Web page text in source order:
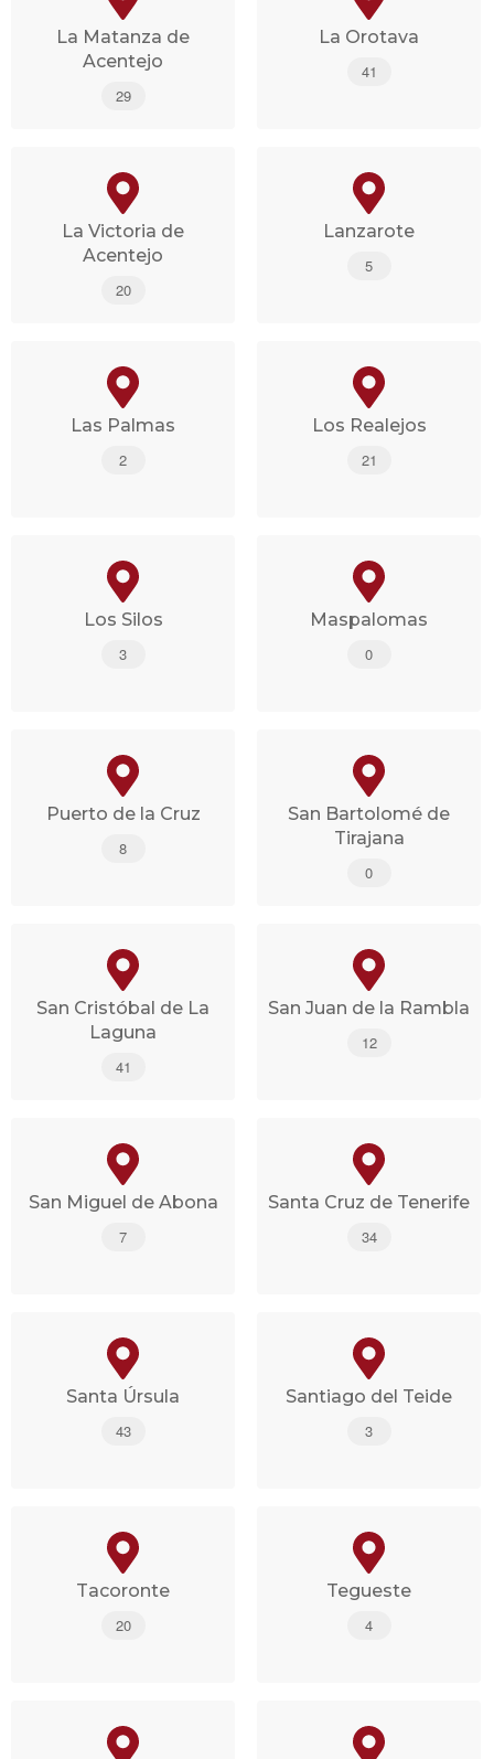
La Matanza de
Acentejo
29
La Orotava
41
La Victoria de
Acentejo
20
Lanzarote
5
Las Palmas
2
Los Realejos
21
Los Silos
3
Maspalomas
0
Puerto de la Cruz
8
San Bartolomé de
Tirajana
0
San Cristóbal de La
Laguna
41
San Juan de la Rambla
12
San Miguel de Abona
7
Santa Cruz de Tenerife
34
Santa Úrsula
43
Santiago del Teide
3
Tacoronte
20
Tegueste
4